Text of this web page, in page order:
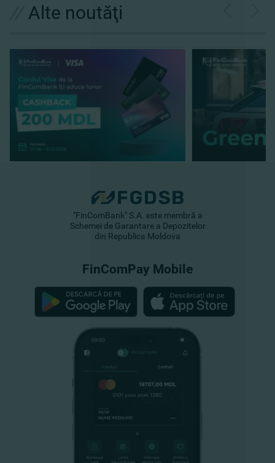
Alte noutăţi
"FinComBank" S.A. este membră a
Schemei de Garantare a Depozitelor
din Republica Moldova
FinComPay Mobile